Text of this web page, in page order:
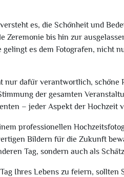
es, die Schönheit und
Zeremonie bis hin zur
es dem Fotografen, nicht
nur dafür verantwortlich, schöne
der gesamten
– jeder Aspekt der Hochzeit
professionellen
Bildern für die Zukunft
Tag, sondern auch als
Ihres Lebens zu feiern,